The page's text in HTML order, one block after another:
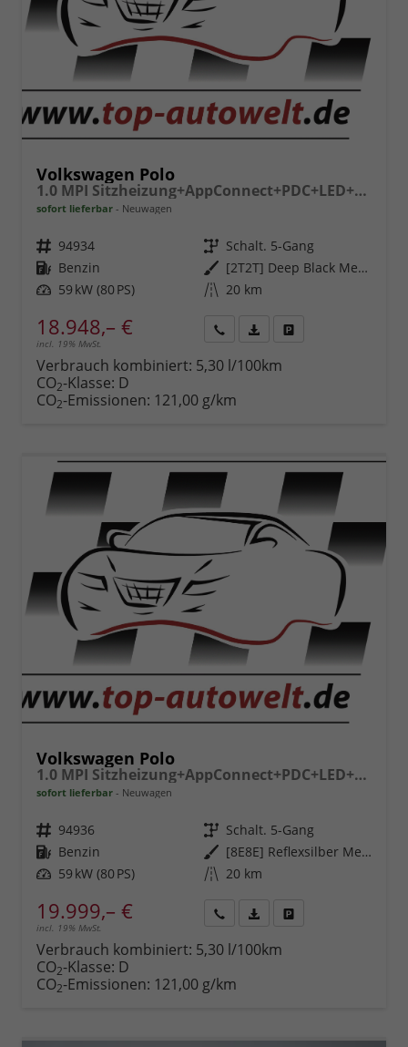
Volkswagen Polo
1.0 MPI Sitzheizung+AppConnect+PDC+LED+Touch+Lichtsensor+MultiLenkrad
sofort lieferbar Neuwagen
Fahrzeugnr. 94934 Getriebe Schalt. 5-Gang
Kraftstoff Benzin Außenfarbe
[2T2T] Deep Black Metallic
Leistung 59 kW (80 PS) Kilometerstand 20 km
18.948,– €
incl. 19% MwSt.
anfordern
Datei,
Verbrauch kombiniert: 5,30 l/100km
CO2-Klasse: D
CO2-Emissionen: 121,00 g/km
Volkswagen Polo
1.0 MPI Sitzheizung+AppConnect+PDC+LED+Touch+Lichtsensor+MultiLenkrad
sofort lieferbar Neuwagen
Fahrzeugnr. 94936 Getriebe Schalt. 5-Gang
Kraftstoff Benzin Außenfarbe
[8E8E] Reflexsilber Metallic
Leistung 59 kW (80 PS) Kilometerstand 20 km
19.999,– €
incl. 19% MwSt.
anfordern
Datei,
Verbrauch kombiniert: 5,30 l/100km
CO2-Klasse: D
CO2-Emissionen: 121,00 g/km